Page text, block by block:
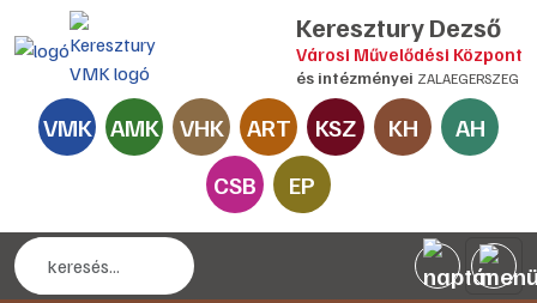
Keresztury Dezső
Városi Művelődési Központ
és intézményei ZALAEGERSZEG
VMK AMK VHK ART KSZ KH
AH
CSB
EP